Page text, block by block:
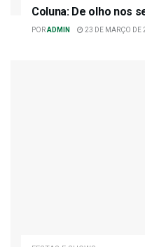
Coluna: De olho nos
PORADMIN 23 DE MARÇO DE